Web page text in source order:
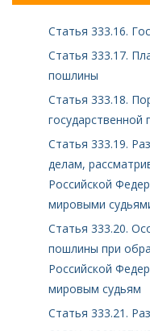
Статья 333.16.
Статья 333.17.
пошлины
Статья 333.18.
государственной
Статья 333.19.
делам,
Российской
мировыми
Статья 333.20.
пошлины при
Российской
мировым судьям
Статья 333.21.